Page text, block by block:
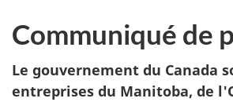
Communiqué de
Le gouvernement du Canada
entreprises du Manitoba, de